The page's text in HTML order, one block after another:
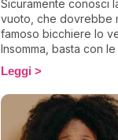
Sicuramente conosci
vuoto, che dovrebbe
famoso bicchiere lo
Insomma, basta con
pensare positivo.
Leggi